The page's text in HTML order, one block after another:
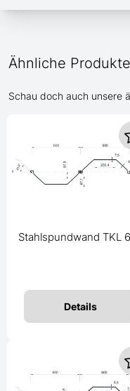
Ähnliche Produkte
Schau doch auch unsere
Stahlspundwand TKL
Details